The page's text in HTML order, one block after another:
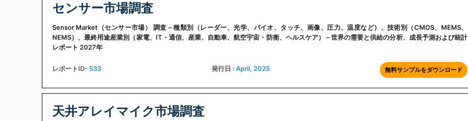
センサー市場調査
Sensor Market（センサー市場） 調査 – 種類別（レーダー、光学、バイオ、タッチ、画像、圧力、温度など）、技術別（CMOS、MEMS、
NEMS）、最終用途産業別（家電、IT・通信、産業、自動車、航空宇宙・防衛、ヘルスケア） – 世界の需要と供給の分析、成長予測および統計
レポート 2027年
レポートID- 533 発行日 : April, 2025 無料サンプルをダウンロード
天井アレイマイク市場調査